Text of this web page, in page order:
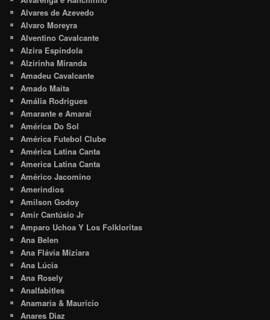
Alvares de Azevedo
Alvaro Moreyra
Alventino Cavalcante
Alzira Espíndola
Alzirinha Miranda
Amadeu Cavalcante
Amado Maita
Amália Rodrigues
Amarante e Amaraí
América Do Sol
América Futebol Clube
América Latina Canta
America Latina Canta
Américo Jacomino
Amerindios
Amilson Godoy
Amir Cantúsio Jr
Amparo Uchoa Y Los Folkloritas
Ana Belen
Ana Flávia Miziara
Ana Lúcia
Ana Rosely
Analfabitles
Anamaria & Maurício
Anares Diaz